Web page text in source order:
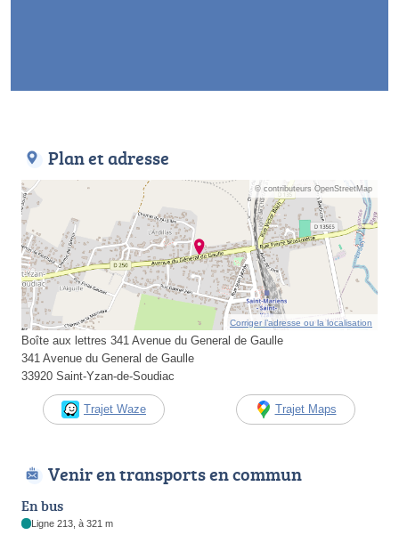
Plan et adresse
© contributeurs OpenStreetMap
Corriger l’adresse ou la localisation
Boîte aux lettres 341 Avenue du General de Gaulle
341 Avenue du General de Gaulle
33920 Saint-Yzan-de-Soudiac
Trajet Waze Trajet Maps
Venir en transports en commun
En bus
Ligne 213, à 321 m